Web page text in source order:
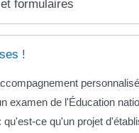
formulaires
!
examen de l'Éducation
qu'est-ce qu'un projet